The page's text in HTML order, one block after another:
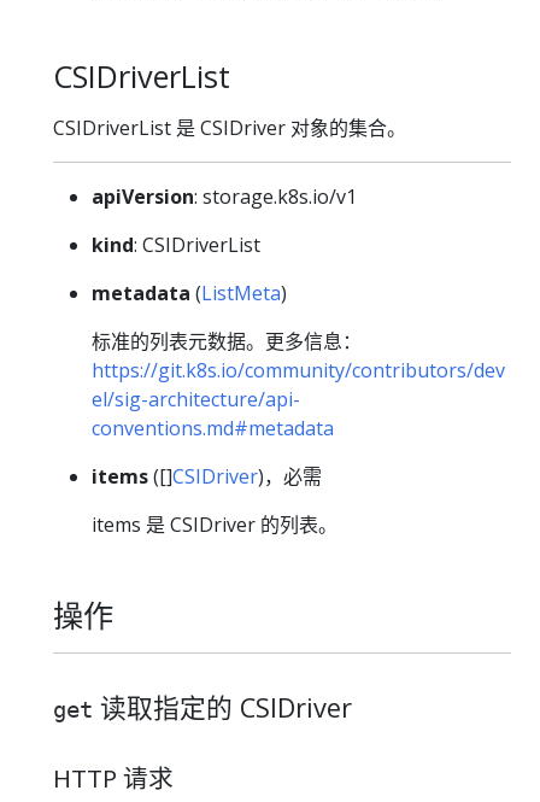
CSIDriverList
CSIDriverList 是 CSIDriver 对象的集合。
apiVersion: storage.k8s.io/v1
kind: CSIDriverList
metadata (ListMeta)
标准的列表元数据。更多信息：
https://git.k8s.io/community/contributors/dev
el/sig-architecture/api-
conventions.md#metadata
items([]CSIDriver)，必需
items 是 CSIDriver 的列表。
操作
get 读取指定的 CSIDriver
HTTP 请求